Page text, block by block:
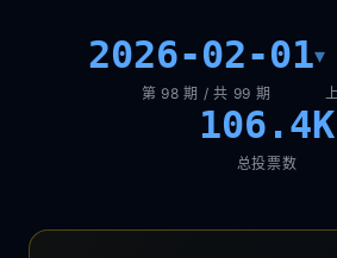
2026-02-01▾
第 98 期 / 共 99 期
106.4K
总投票数